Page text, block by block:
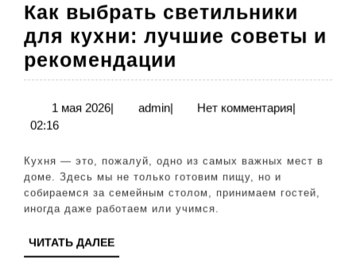
Как выбрать светильники
для кухни: лучшие советы и
рекомендации
выбрать
светильники
кухни:
лучшие
советы
1 мая 20261| adminadmin
| Нет комментария|
02:16
Кухня — это, пожалуй, одно из самых важных мест в
доме. Здесь мы не только готовим пищу, но и
собираемся за семейным столом, принимаем гостей,
иногда даже работаем или учимся.
ЧИТАТЬ ДАЛЕЕЧИТАТЬ
ДАЛЕЕ